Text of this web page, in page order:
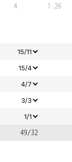
4
1.26
15/11
15/4
4/7
3/3
1/1
49/32